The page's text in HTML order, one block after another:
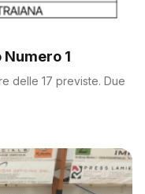
1
delle 17 previste. Due